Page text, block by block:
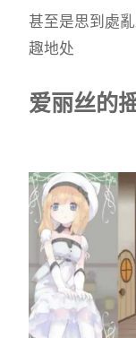
甚至是思到處
趣地处
爱丽丝的